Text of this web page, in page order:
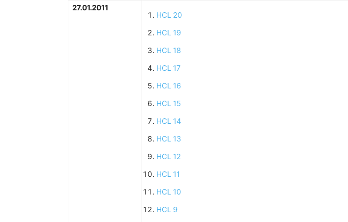
27.01.2011
HCL 20
HCL 19
HCL 18
HCL 17
HCL 16
HCL 15
HCL 14
HCL 13
HCL 12
HCL 11
HCL 10
HCL 9